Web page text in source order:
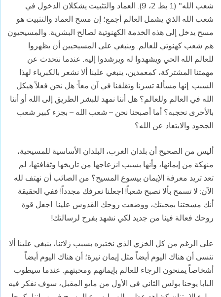
شعب الله" (1 بط 2، 9). العماد والتثبيت يشكلان الدخول في
شعب الله الذي يشمل العالم أجمع؛ إن مسح العماد والتثبيت هو
مسح يدخل إلى هذه الخدمة الكهنوتية لصالح البشرية. والمسيحيون
هم شعب كهنوتي للعالم. وينبغي على المسيحيين أن يظهروا
للعالم الله الحي ويشهدوا له ويرشدوا إليه. عندما نتحدث عن
مهمتنا المشتركة، كمعمدين، ينبغي علينا ألا نشعر بالكبرياء لهذا
السبب. إنها مسألة تسرنا وتقلقنا في آن معاً: هل نحن فعلاً هيكل
الله في العالم وللعالم؟ هل أننا نمهد للبشر الطريق إلى الله أو أننا
بالأحرى نحجبه؟ أما أصبحنا نحن – شعب الله – بجزء كبير شعب
الجحود والابتعاد عن الله؟
أليس من الصحيح أن بلدان الغرب، البلدان الأساسية للمسيحية،
منهكة من إيمانها، وأنها بسبب انزعاجها من تاريخها وثقافتها، لم
تعد تريد معرفة الإيمان بيسوع المسيح؟ من الصائب أن نهتف لله
الآن: لا تسمح بألا نصبح شعباً! اجعلنا نعرفك مجدداً! ففي الحقيقة
أنك مسحتنا بمحبتك، ووضعت روحك القدوس علينا. اجعل قوة
روحك فعالة فينا من جديد لكي نشهد بفرح لرسالتك!
على الرغم من كل الخزي الذي نختبره بسبب زلاتنا، ينبغي علينا ألا
ننسى أن هناك اليوم أيضاً مثل إيمان نيرة؛ أن هناك اليوم أيضاً
أشخاصاً يمنحون الرجاء للعالم بإيمانهم ومحبتهم. عندما سيطوب
البابا يوحنا بولس الثاني في الأول من مايو المقبل، سوف نفكر فيه